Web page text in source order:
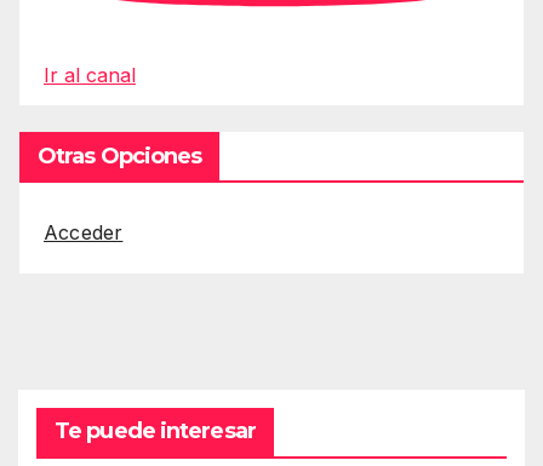
Ir al canal
Otras Opciones
Acceder
Te puede interesar